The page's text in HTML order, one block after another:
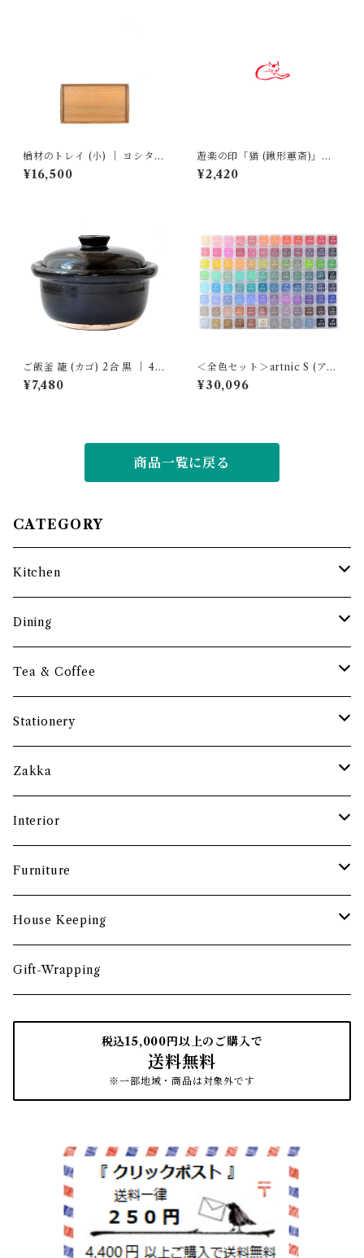
楢材のトレイ (小) ｜ ヨシタ手
工業デザイン室
¥16,500
遊楽の印「猫 (鍬形蕙斎)」｜
工房 蓮
¥2,420
ご飯釜 籠 (カゴ) 2合 黒 ｜ 4th
-market
¥7,480
＜全色セット＞artnic S (アー
トニック) 全96色｜ツキネコ
［お得 スタンプ台 カラーバリ
¥30,096
商品一覧に戻る
CATEGORY
Kitchen
調理道具
保存容器・水筒
まな板
土鍋・お鍋まわり
Dining
皿・プレート
小鉢・器
グラス・タンブラー
酒器
食卓小物
カトラリー
箸・箸置き
Tea & Coffee
コーヒーアイテム
ポット
カップ・ソーサー・マグ
茶托・銘々皿
トレイ・コースター
お盆
茶筒
Stationery
ペーパーウェイト
ペントレー
ペーパーツール
文房具収納
遊印
インクパッド
Zakka
和ろうそく
ポーチ
Interior
バスケット
鏡・ミラー
フック
花器
Furniture
デスク・スツール
本棚・収納棚
House Keeping
たわし
ほうき
Gift-Wrapping
税込15,000円以上のご購入で
送料無料
※一部地域・商品は対象外です